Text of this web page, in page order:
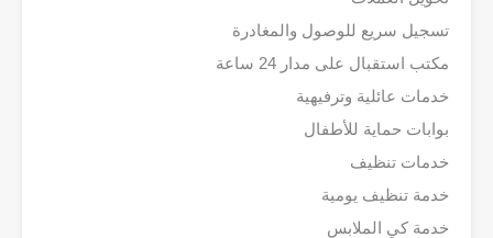
تسجيل سريع للوصول والمغادرة
مكتب استقبال على مدار 24 ساعة
خدمات عائلية وترفيهية
بوابات حماية للأطفال
خدمات تنظيف
خدمة تنظيف يومية
خدمة كي الملابس